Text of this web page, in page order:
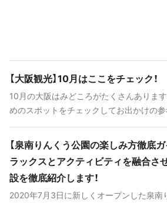
【大阪観光】10月はここをチェック！
10月の大阪はみどころがたくさんありま
めのスポットをチェックしてお出かけの参
【泉南りんくう公園の楽しみ方徹底ガ
ラックスとアクティビティを融合さ
設を徹底紹介します！
2020年7月3日に新しくオープンした泉南